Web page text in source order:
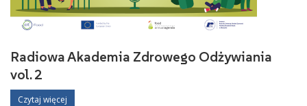
Radiowa Akademia Zdrowego Odżywiania
vol. 2
Czytaj więcej